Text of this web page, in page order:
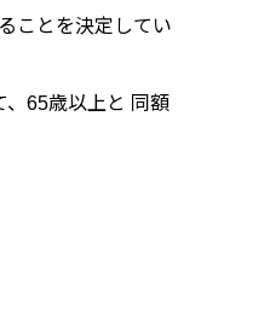
ことを決定してい
65歳以上と 同額